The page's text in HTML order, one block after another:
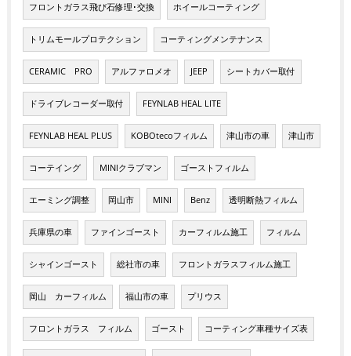
フロントガラス飛び石修理･交換 ホイールコーティング
トリムモールプロテクション コーティングメンテナンス
CERAMIC PRO アルファロメオ JEEP シートカバー取付
ドライブレコーダー取付 FEYNLAB HEAL LITE
FEYNLAB HEAL PLUS KOBOtecoフィルム 津山市の車 津山市
コーテイング MINIクラブマン ゴーストフィルム
エーミング調整 岡山市 MINI Benz 透明断熱フィルム
兵庫県の車 ファインゴースト カーフィルム施工 フィルム
シャインゴースト 総社市の車 フロントガラスフィルム施工
岡山 カーフィルム 福山市の車 プリウス
フロントガラス フィルム ゴースト コーティング車種サイズ表